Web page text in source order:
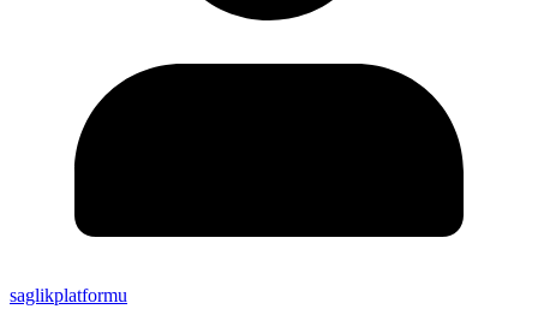
saglikplatformu